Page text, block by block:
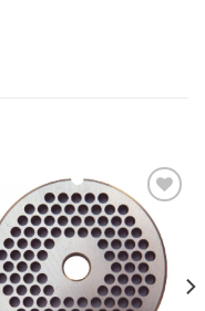
Añadir
a la
lista de
deseos